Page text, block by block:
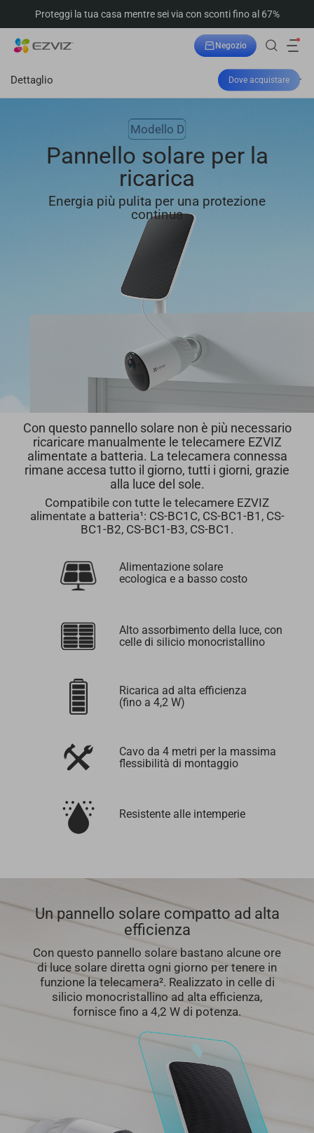
Proteggi la tua casa mentre sei via con sconti fino al 67%
Negozio
Dettaglio Dove acquistare
Modello D
Pannello solare per la
ricarica
Energia più pulita per una protezione
continua
Con questo pannello solare non è più necessario
ricaricare manualmente le telecamere EZVIZ
alimentate a batteria. La telecamera connessa
rimane accesa tutto il giorno, tutti i giorni, grazie
alla luce del sole.
Compatibile con tutte le telecamere EZVIZ
alimentate a batteria¹: CS-BC1C, CS-BC1-B1, CS-
BC1-B2, CS-BC1-B3, CS-BC1.
Alimentazione solare
ecologica e a basso costo
Alto assorbimento della luce, con
celle di silicio monocristallino
Ricarica ad alta efficienza
(fino a 4,2 W)
Cavo da 4 metri per la massima
flessibilità di montaggio
Resistente alle intemperie
Un pannello solare compatto ad alta
efficienza
Con questo pannello solare bastano alcune ore
di luce solare diretta ogni giorno per tenere in
funzione la telecamera². Realizzato in celle di
silicio monocristallino ad alta efficienza,
fornisce fino a 4,2 W di potenza.